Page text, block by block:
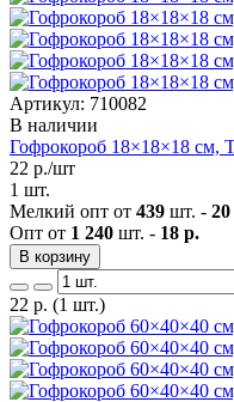
Артикул: 710082
В наличии
Гофрокороб 18×18×18 см,
22 р./шт
1 шт.
Мелкий опт от 439 шт. -
Опт от 1 240 шт. - 18 р.
В корзину
22 р. (1 шт.)